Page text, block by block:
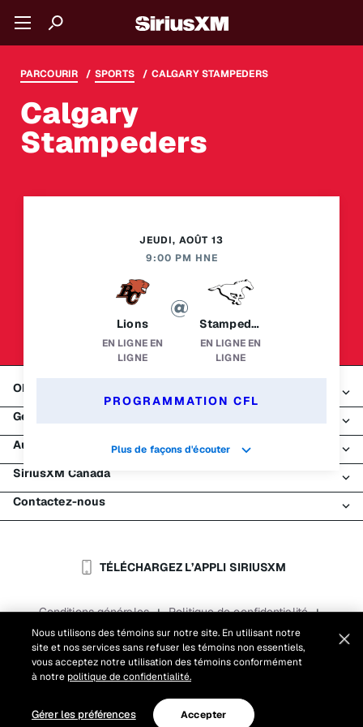
PARCOURIR SPORTS CALGARY STAMPEDERS
Calgary
Stampeders
JEUDI, AOÛT 13
9:00 PM HNE
Lions
EN LIGNE EN
LIGNE
Stampeders
EN LIGNE EN
LIGNE
PROGRAMMATION CFL
Plus de façons d'écouter
Obtenez SiriusXM
Mon essai SiriusXM
Mon abonnement
Essai gratuit de SiriusXM
Magasiner
Gérer mon compte
Enregistrement
Effectuer un paiement
Transfert de service
Autres services
Traffic et Travel
Entreprises
SiriusXM Canada
À propos de SiriusXM
Blogue SiriusXM
Contactez-nous
Aide et soutienTÉLÉCHARGEZ L’APPLI SIRIUSXM
Conditions générales | Politique de confidentialité |
Conditions d'utilisation du site
|
Paramètres des témoins
© 2026Sirius XM Canada Inc.
Nous utilisons des témoins sur notre site. En utilisant notre
site et nos services sans refuser les témoins non essentiels,
vous acceptez notre utilisation des témoins conformément
à notre politique de confidentialité.
Gérer les préférences Accepter